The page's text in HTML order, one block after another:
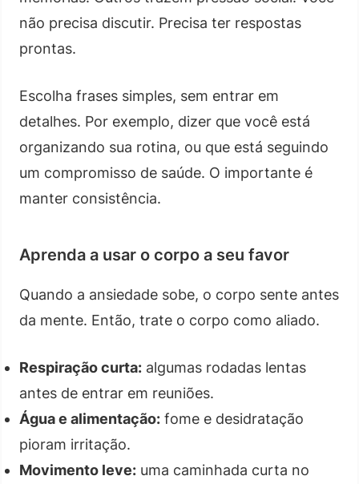
não precisa discutir. Precisa ter respostas
prontas.
Escolha frases simples, sem entrar em
detalhes. Por exemplo, dizer que você está
organizando sua rotina, ou que está seguindo
um compromisso de saúde. O importante é
manter consistência.
Aprenda a usar o corpo a seu favor
Quando a ansiedade sobe, o corpo sente antes
da mente. Então, trate o corpo como aliado.
Respiração curta: algumas rodadas lentas
antes de entrar em reuniões.
Água e alimentação: fome e desidratação
pioram irritação.
Movimento leve: uma caminhada curta no